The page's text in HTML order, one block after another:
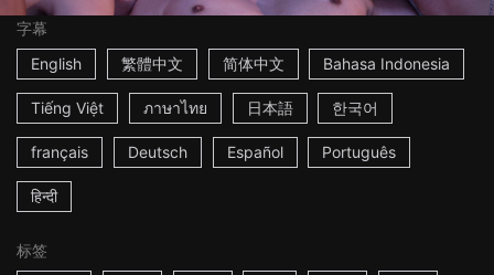
字幕
English
繁體中文 简体中文 Bahasa Indonesia
Tiếng Việt ภาษาไทย 日本語 한국어
français Deutsch Español Português
हिन्दी
标签